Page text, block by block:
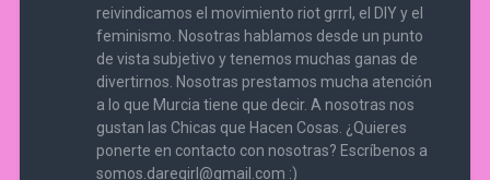
reivindicamos el movimiento riot grrrl, el DIY y el
feminismo. Nosotras hablamos desde un punto
de vista subjetivo y tenemos muchas ganas de
divertirnos. Nosotras prestamos mucha atención
a lo que Murcia tiene que decir. A nosotras nos
gustan las Chicas que Hacen Cosas. ¿Quieres
ponerte en contacto con nosotras? Escríbenos a
somos.daregirl@gmail.com :)